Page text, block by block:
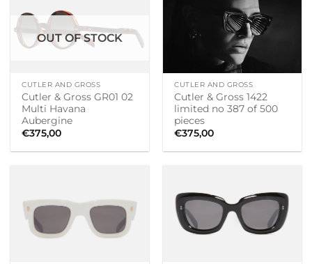
OUT OF STOCK
CUTLER AND GROSS
Cutler & Gross GR01 02
Multi Havana
Aubergine
€375,00
CUTLER AND GROSS
Cutler & Gross 1422
limited no 387 of 500
pieces
€375,00